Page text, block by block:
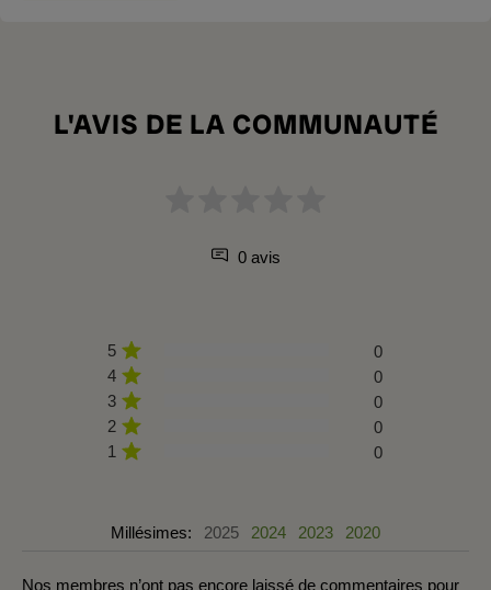
L'AVIS DE LA COMMUNAUTÉ
0 avis
5
0
4
0
3
0
2
0
1
0
Millésimes: 2025 2024 2023 2020
Nos membres n’ont pas encore laissé de commentaires pour